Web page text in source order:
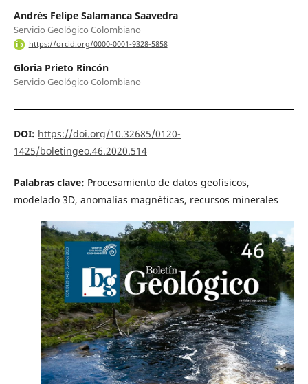
Andrés Felipe Salamanca Saavedra
Servicio Geológico Colombiano
https://orcid.org/0000-0001-9328-5858
Gloria Prieto Rincón
Servicio Geológico Colombiano
DOI: https://doi.org/10.32685/0120-
1425/boletingeo.46.2020.514
Palabras clave: Procesamiento de datos geofísicos,
modelado 3D, anomalías magnéticas, recursos minerales